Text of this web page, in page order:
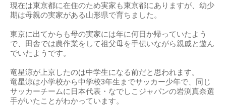
現在は東京都に在住のため実家も東京都にありますが、幼少
期は母親の実家がある山形県で育ちました。
東京に出てからも母の実家には年に何日か帰っていたよう
で、田舎では農作業をして祖父母を手伝いながら親戚と遊ん
でいたようです。
竜星涼が上京したのは中学生になる前だと思われます。
竜星涼は小学校から中学校3年生までサッカー少年で、同じ
サッカーチームに日本代表・なでしこジャパンの岩渕真奈選
手がいたことがわかっています。